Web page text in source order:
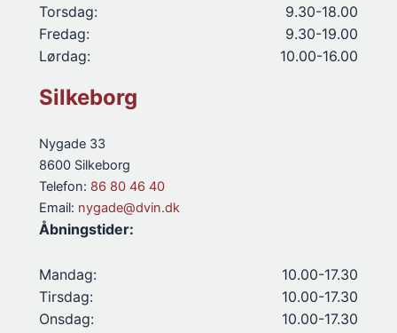
Torsdag:
9.30-18.00
Fredag:
9.30-19.00
Lørdag:
10.00-16.00
Silkeborg
Nygade 33
8600 Silkeborg
Telefon: 86 80 46 40
Email: nygade@dvin.dk
Åbningstider:
Mandag:
10.00-17.30
Tirsdag:
10.00-17.30
Onsdag:
10.00-17.30